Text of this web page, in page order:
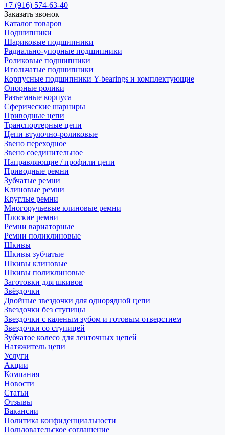
+7 (916) 574-63-40
Заказать звонок
Каталог товаров
Подшипники
Шариковые подшипники
Радиально-упорные подшипники
Роликовые подшипники
Игольчатые подшипники
Корпусные подшипники Y-bearings и комплектующие
Опорные ролики
Разъемные корпуса
Сферические шарниры
Приводные цепи
Транспортерные цепи
Цепи втулочно-роликовые
Звено переходное
Звено соединительное
Направляющие / профили цепи
Приводные ремни
Зубчатые ремни
Клиновые ремни
Круглые ремни
Многоручьевые клиновые ремни
Плоские ремни
Ремни вариаторные
Ремни поликлиновые
Шкивы
Шкивы зубчатые
Шкивы клиновые
Шкивы поликлиновые
Заготовки для шкивов
Звёздочки
Двойные звездочки для однорядной цепи
Звездочки без ступицы
Звездочки с каленым зубом и готовым отверстием
Звездочки со ступицей
Зубчатое колесо для ленточных цепей
Натяжитель цепи
Услуги
Акции
Компания
Новости
Статьи
Отзывы
Вакансии
Политика конфиденциальности
Пользовательское соглашение